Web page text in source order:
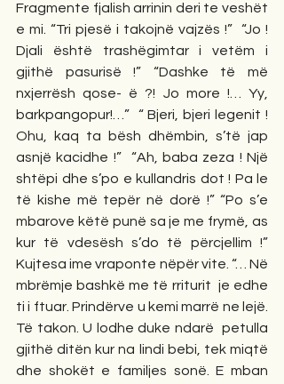
Fragmente fjalish arrinin deri te veshët
e mi. “Tri pjesë i takojnë vajzës !”  “Jo !
Djali është trashëgimtar i vetëm i
gjithë pasurisë !” “Dashke të më
nxjerrësh qose- ë ?! Jo more !… Yy,
barkpangopur!…”  “ Bjeri, bjeri legenit !
Ohu, kaq ta bësh dhëmbin, s’të jap
asnjë kacidhe !”  “Ah, baba zeza ! Një
shtëpi dhe s’po e kullandris dot ! Pa le
të kishe më tepër në dorë !” “Po s’e
mbarove këtë punë sa je me frymë, as
kur të vdesësh s’do të përcjellim !”
Kujtesa ime vraponte nëpër vite. “… Në
mbrëmje bashkë me të rriturit  je edhe
ti i ftuar. Prindërve u kemi marrë ne lejë.
Të takon. U lodhe duke ndarë  petulla
gjithë ditën kur na lindi bebi, tek miqtë
dhe shokët e familjes sonë. E mban